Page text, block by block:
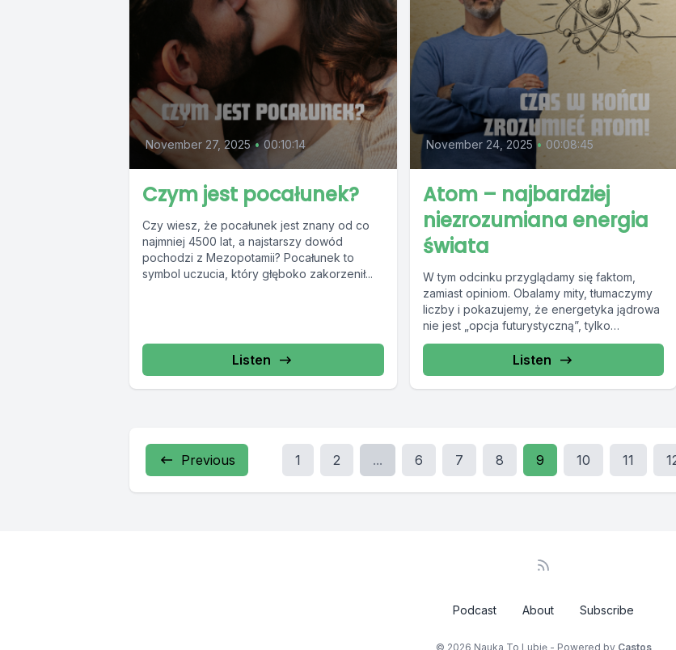
November 27, 2025 • 00:10:14
Czym jest pocałunek?
Czy wiesz, że pocałunek jest znany od co
najmniej 4500 lat, a najstarszy dowód
pochodzi z Mezopotamii? Pocałunek to
symbol uczucia, który głęboko zakorzenił...
Listen
November 24, 2025 • 00:08:45
Atom – najbardziej
niezrozumiana energia
świata
W tym odcinku przyglądamy się faktom,
zamiast opiniom. Obalamy mity, tłumaczymy
liczby i pokazujemy, że energetyka jądrowa
nie jest „opcja futurystyczną”, tylko
fundamentem bezpieczeństwa...
Listen
Previous 1 2 ... 6 7 8 9 10 11
Podcast About Subscribe
© 2026 Nauka To Lubię - Powered by Castos